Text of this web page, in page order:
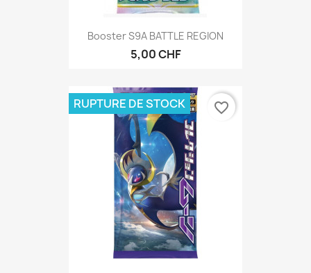
Booster S9A BATTLE REGION
5,00 CHF
RUPTURE DE STOCK favorite_border